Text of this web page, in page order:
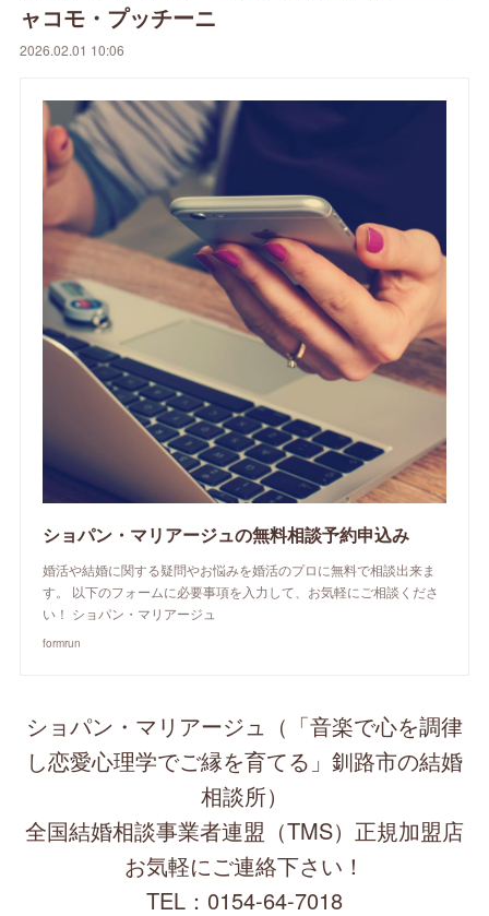
ャコモ・プッチーニ
2026.02.01 10:06
ショパン・マリアージュの無料相談予約申込み
婚活や結婚に関する疑問やお悩みを婚活のプロに無料で相談出来ま
す。 以下のフォームに必要事項を入力して、お気軽にご相談くださ
い！ ショパン・マリアージュ
formrun
ショパン・マリアージュ（「音楽で心を調律
し恋愛心理学でご縁を育てる」釧路市の結婚
相談所）
全国結婚相談事業者連盟（TMS）正規加盟店
お気軽にご連絡下さい！
TEL：0154-64-7018